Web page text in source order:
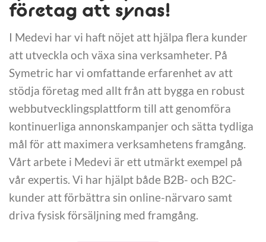
företag att synas!
I Medevi har vi haft nöjet att hjälpa flera kunder
att utveckla och växa sina verksamheter. På
Symetric har vi omfattande erfarenhet av att
stödja företag med allt från att bygga en robust
webbutvecklingsplattform till att genomföra
kontinuerliga annonskampanjer och sätta tydliga
mål för att maximera verksamhetens framgång.
Vårt arbete i Medevi är ett utmärkt exempel på
vår expertis. Vi har hjälpt både B2B- och B2C-
kunder att förbättra sin online-närvaro samt
driva fysisk försäljning med framgång.